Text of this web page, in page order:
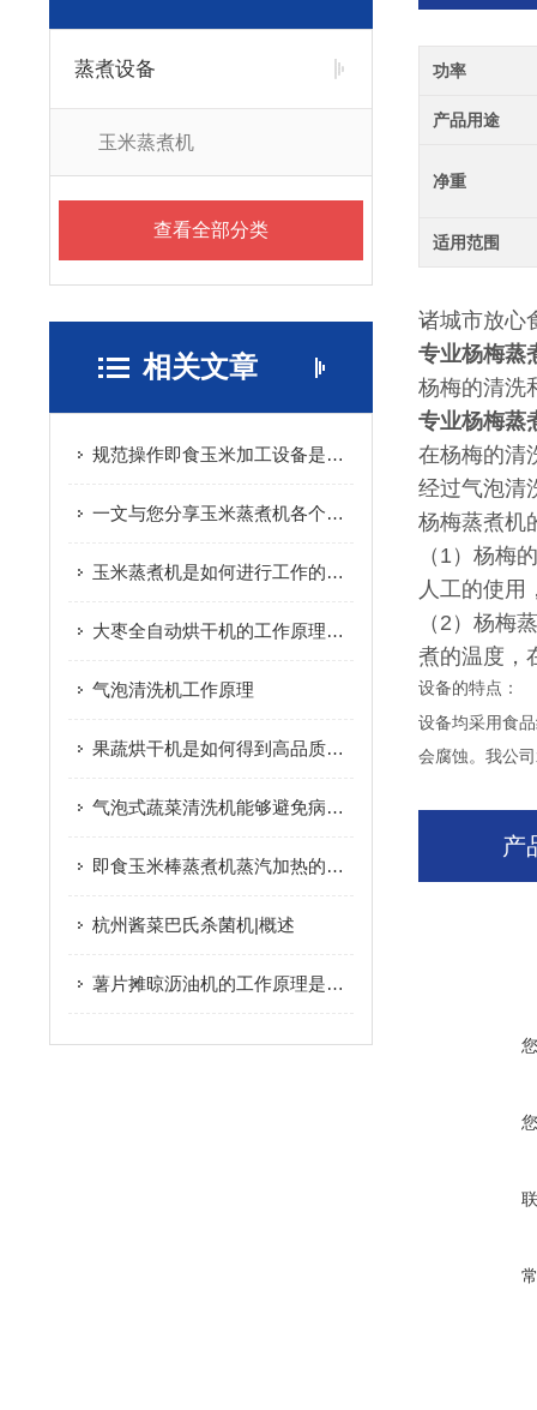
蒸煮设备
玉米蒸煮机
查看全部分类
相关文章
规范操作即食玉米加工设备是保障产品加工质量与生产效率的关键
一文与您分享玉米蒸煮机各个组成部件所起到的作用
玉米蒸煮机是如何进行工作的您知道吗？
大枣全自动烘干机的工作原理及优点您了解吗？
气泡清洗机工作原理
果蔬烘干机是如何得到高品质脱水果蔬的呢？进来看
气泡式蔬菜清洗机能够避免病从口入
即食玉米棒蒸煮机蒸汽加热的方式是怎样的？
杭州酱菜巴氏杀菌机|概述
薯片摊晾沥油机的工作原理是什么
功率
产品用途
净重
适用范围
诸城市放心
专业杨梅蒸
杨梅的清洗
专业杨梅蒸
在杨梅的清
经过气泡清
杨梅蒸煮机
（1）杨梅
人工的使用
（2）杨梅
煮的温度，
设备的特点：
设备均采用食
会腐蚀。我公
产